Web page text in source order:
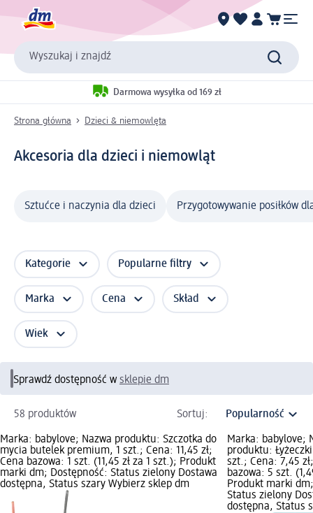
Wyszukaj i znajdź
Darmowa wysyłka od 169 zł
Strona główna Dzieci & niemowlęta
Akcesoria dla dzieci i niemowląt
Sztućce i naczynia dla dzieci Przygotowywanie posiłków
Kategorie Popularne filtry
Marka Cena Skład
Wiek
Sprawdź dostępność w sklepie dm
58 produktów Sortuj:
Marka: babylove; Nazwa produktu: Szczotka do
mycia butelek premium, 1 szt.; Cena: 11,45 zł;
Cena bazowa: 1 szt. (11,45 zł za 1 szt.); Produkt
marki dm; Dostępność: Status zielony Dostawa
dostępna, Status szary Wybierz sklep dm
Marka: babylove;
produktu:
szt.; Cena: 7,45
bazowa: 5 szt.
Produkt marki
Status zielony
dostępna, Status